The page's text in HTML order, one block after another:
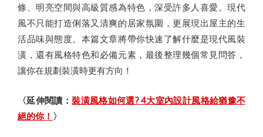
條、明亮空間與高級質感為特色，深受許多人喜愛。現代
風不只能打造俐落又清爽的居家氛圍，更展現出屋主的生
活品味與態度。本篇文章將帶你快速了解什麼是現代風裝
潢，還有風格特色和必備元素，最後整理幾個常見問答，
讓你在規劃裝潢時更有方向！
〈延伸閱讀：裝潢風格如何選? 4大室內設計風格給猶豫不
絕的你！ 〉